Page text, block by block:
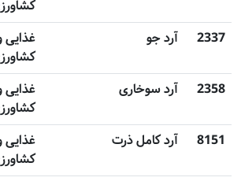
2337 آرد جو
غذایی
2358 ‌آرد سوخاری
غذایی
8151 آرد کامل ذرت
غذایی